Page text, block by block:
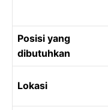
Posisi yang
dibutuhkan
Lokasi